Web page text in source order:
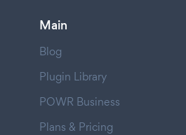
Main
Blog
Plugin Library
POWR Business
Plans & Pricing